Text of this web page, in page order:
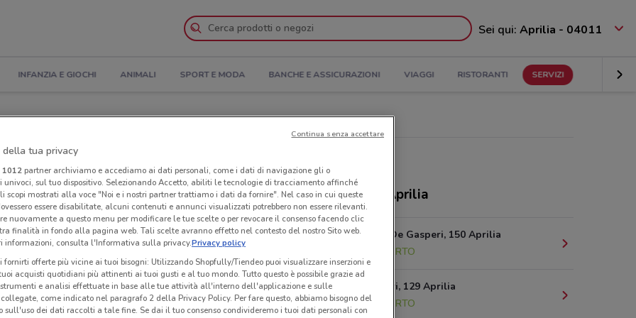
Sei qui: Aprilia - 04011
INFANZIA E GIOCHI ANIMALI SPORT E MODA BANCHE E ASSICURAZIONI VIAGGI RISTORANTI SERVIZI
Indirizzi
a Aprilia
Negozi Iliad a Aprilia
Via Alcide De Gasperi, 150 Aprilia
APERTO
Via dei Lauri, 129 Aprilia
800 m
APERTO
della tua privacy
1012partner archiviamo e accediamo ai dati personali, come i dati di navigazione gli o
sul tuo dispositivo. Selezionando Accetto, abiliti le tecnologie di tracciamento affinché
scopi mostrati alla voce "Noi e i nostri partner trattiamo i dati da fornire". Nel caso in cui queste
essere disabilitate, alcuni contenuti e annunci visualizzati potrebbero non essere rilevanti.
nuovamente a questo menu per modificare le tue scelte o per revocare il consenso facendo clic
finalità in fondo alla pagina web. Tali scelte avranno effetto nel contesto del nostro Sito web.
informazioni, consulta l'Informativa sulla privacy.Privacy policy
fornirti offerte più vicine ai tuoi bisogni: Utilizzando Shopfully/Tiendeo puoi visualizzare inserzioni e
acquisti quotidiani più attinenti ai tuoi gusti e al tuo mondo. Tutto questo è possibile grazie ad
e analisi effettuate in base alle tue attività all'interno dell'applicazione e sulle
come indicato nel paragrafo 2 della Privacy Policy. Per fare questo, abbiamo bisogno del
sull'uso dei dati raccolti a tale fine. Se dai il tuo consenso condivideremo i tuoi dati personali con
Continua senza accettare